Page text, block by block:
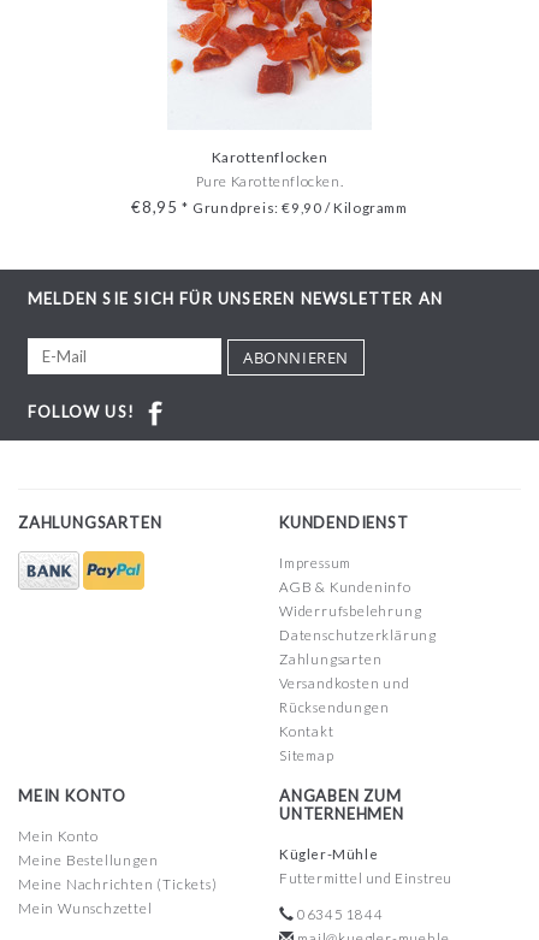
Karottenflocken
Pure Karottenflocken.
€8,95 * Grundpreis: €9,90 / Kilogramm
MELDEN SIE SICH FÜR UNSEREN NEWSLETTER AN
ABONNIEREN
FOLLOW US!
ZAHLUNGSARTEN KUNDENDIENST
Impressum
AGB & Kundeninfo
Widerrufsbelehrung
Datenschutzerklärung
Zahlungsarten
Versandkosten und
Rücksendungen
Kontakt
Sitemap
MEIN KONTO
Mein Konto
Meine Bestellungen
Meine Nachrichten (Tickets)
Mein Wunschzettel
ANGABEN ZUM
UNTERNEHMEN
Kügler-Mühle
Futtermittel und Einstreu
06345 1844